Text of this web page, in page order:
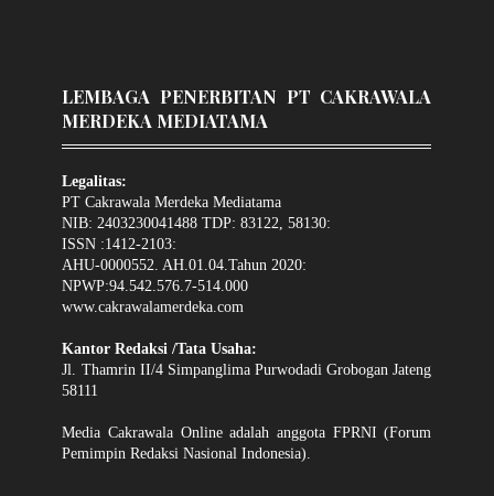
LEMBAGA PENERBITAN PT CAKRAWALA
MERDEKA MEDIATAMA
Legalitas:
PT Cakrawala Merdeka Mediatama
NIB: 2403230041488 TDP: 83122, 58130:
ISSN :1412-2103:
AHU-0000552. AH.01.04.Tahun 2020:
NPWP:94.542.576.7-514.000
www.cakrawalamerdeka.com
Kantor Redaksi /Tata Usaha:
Jl. Thamrin II/4 Simpanglima Purwodadi Grobogan Jateng
58111
Media Cakrawala Online adalah anggota FPRNI (Forum
Pemimpin Redaksi Nasional Indonesia).